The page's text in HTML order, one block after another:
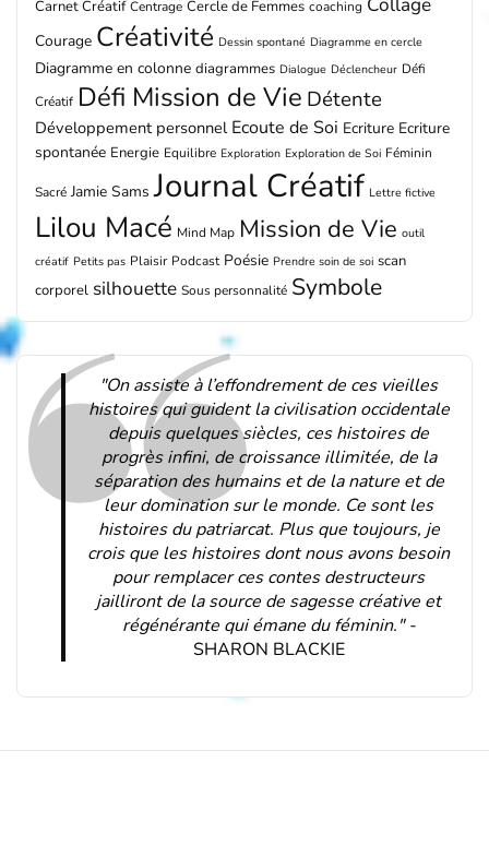
Carnet Créatif Centrage Cercle de Femmes coaching
Courage Créativité Dessin spontané Diagramme en cercle
Diagramme en colonne diagrammes Dialogue Déclencheur Défi
Créatif Défi Mission de Vie Détente
Développement personnel Ecoute de Soi Ecriture Ecriture
spontanée Energie Equilibre Exploration Exploration de Soi Féminin
Sacré Jamie Sams Journal Créatif Lettre fictive
Lilou Macé Mind Map Mission de Vie outil
créatif Petits pas Plaisir Podcast Poésie Prendre soin de soi scan
corporel silhouette Sous personnalité Symbole
"On assiste à l’effondrement de ces vieilles
histoires qui guident la civilisation occidentale
depuis quelques siècles, ces histoires de
progrès infini, de croissance illimitée, de la
séparation des humains et de la nature et de
leur domination sur le monde. Ce sont les
histoires du patriarcat. Plus que toujours, je
crois que les histoires dont nous avons besoin
pour remplacer ces contes destructeurs
jailliront de la source de sagesse créative et
régénérante qui émane du féminin." -
SHARON BLACKIE